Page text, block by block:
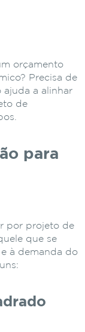
orçamento
Precisa de
ajuda a alinhar
de
para
por projeto de
que se
à demanda do